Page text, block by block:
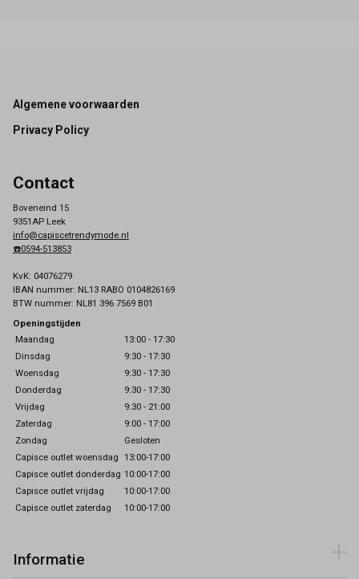
Footer
Algemene voorwaarden
Privacy Policy
Contact
Boveneind 15
9351AP Leek
info@capiscetrendymode.nl
☎️0594-513853
KvK: 04076279
IBAN nummer: NL13 RABO 0104826169
BTW nummer: NL81 396 7569 B01
Openingstijden
Maandag
13:00 - 17:30
Dinsdag
9:30 - 17:30
Woensdag
9:30 - 17:30
Donderdag
9:30 - 17:30
Vrijdag
9:30 - 21:00
Zaterdag
9:00 - 17:00
Zondag
Gesloten
Capisce outlet woensdag 13:00-17:00
Capisce outlet donderdag 10:00-17:00
Capisce outlet vrijdag
10:00-17:00
Capisce outlet zaterdag
10:00-17:00
Informatie